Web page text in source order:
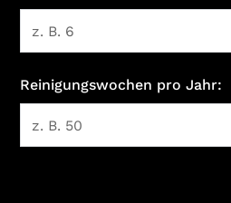
Reinigungswochen pro Jahr: